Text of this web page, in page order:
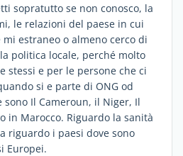
sopratutto se non conosco, la
le relazioni del paese in cui
estraneo o almeno cerco di
politica locale, perché molto
stessi e per le persone che ci
si e parte di ONG od
sono Il Cameroun, il Niger, Il
in Marocco. Riguardo la sanità
riguardo i paesi dove sono
Europei.